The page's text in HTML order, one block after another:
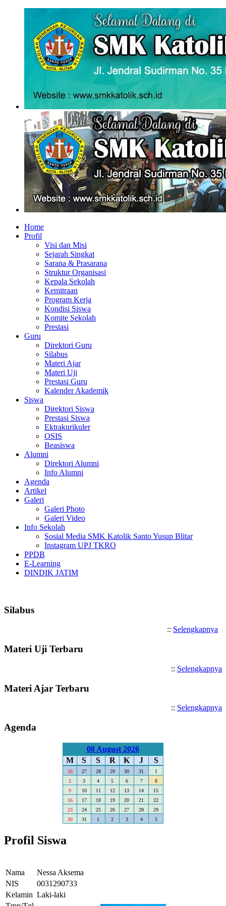
Home
Profil
Visi dan Misi
Sejarah Singkat
Sarana & Prasarana
Struktur Organisasi
Kepala Sekolah
Kemitraan
Program Kerja
Kondisi Siswa
Komite Sekolah
Prestasi
Guru
Direktori Guru
Silabus
Materi Ajar
Materi Uji
Prestasi Guru
Kalender Akademik
Siswa
Direktori Siswa
Prestasi Siswa
Ektrakurikuler
OSIS
Beasiswa
Alumni
Direktori Alumni
Info Alumni
Agenda
Artikel
Galeri
Galeri Photo
Galeri Video
Info Sekolah
Sosial Media SMK Katolik Santo Yusup Blitar
Instagram UPJ TKRO
PPDB
E-Learning
DINDIK JATIM
Silabus
:: Selengkapnya
Materi Uji Terbaru
:: Selengkapnya
Materi Ajar Terbaru
:: Selengkapnya
Agenda
08 August 2026
M
S S R K J S
26 27 28 29 30 31
1
2
3 4 5 6 7
8
9
10 11 12 13 14
15
16
17 18 19 20 21
22
23
24 25 26 27 28
29
30
31 1 2 3 4 5
Profil Siswa
Nama
Nessa Aksema
NIS
0031290733
Kelamin Laki-laki